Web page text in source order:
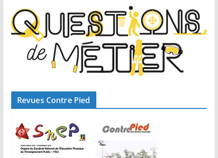
Revues Contre Pied